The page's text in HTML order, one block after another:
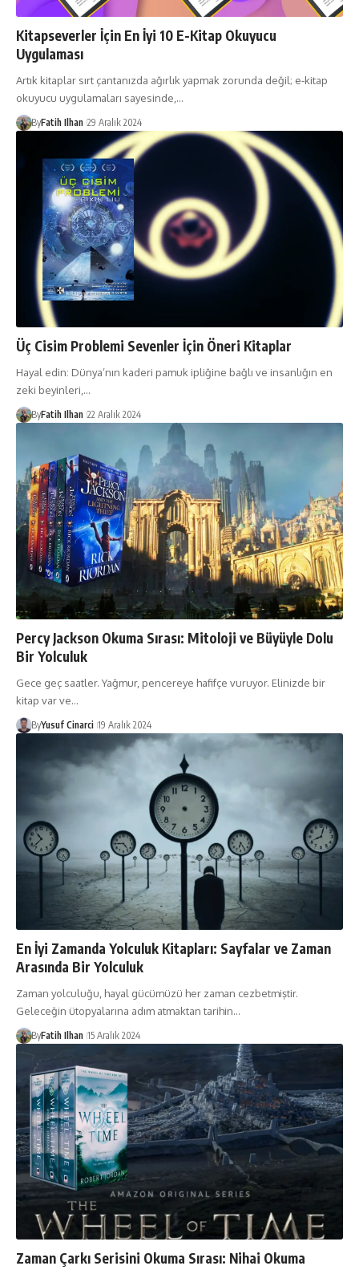
Kitapseverler İçin En İyi 10 E-Kitap Okuyucu
Uygulaması
Artık kitaplar sırt çantanızda ağırlık yapmak zorunda değil; e-kitap
okuyucu uygulamaları sayesinde,…
ByFatih Ilhan 29 Aralık 2024
Üç Cisim Problemi Sevenler İçin Öneri Kitaplar
Hayal edin: Dünya’nın kaderi pamuk ipliğine bağlı ve insanlığın en
zeki beyinleri,…
ByFatih Ilhan 22 Aralık 2024
Percy Jackson Okuma Sırası: Mitoloji ve Büyüyle Dolu
Bir Yolculuk
Gece geç saatler. Yağmur, pencereye hafifçe vuruyor. Elinizde bir
kitap var ve…
ByYusuf Cinarci 19 Aralık 2024
En İyi Zamanda Yolculuk Kitapları: Sayfalar ve Zaman
Arasında Bir Yolculuk
Zaman yolculuğu, hayal gücümüzü her zaman cezbetmiştir.
Geleceğin ütopyalarına adım atmaktan tarihin…
ByFatih Ilhan 15 Aralık 2024
Zaman Çarkı Serisini Okuma Sırası: Nihai Okuma